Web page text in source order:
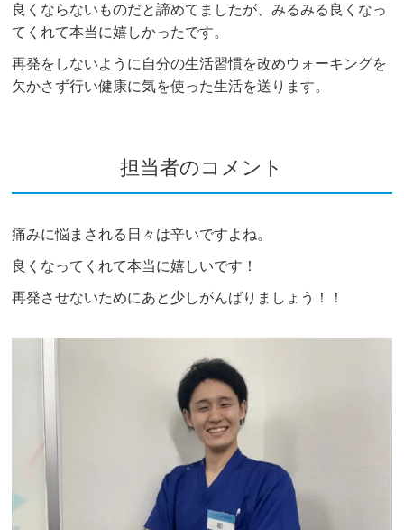
良くならないものだと諦めてましたが、みるみる良くなっ
てくれて本当に嬉しかったです。
再発をしないように自分の生活習慣を改めウォーキングを
欠かさず行い健康に気を使った生活を送ります。
担当者のコメント
痛みに悩まされる日々は辛いですよね。
良くなってくれて本当に嬉しいです！
再発させないためにあと少しがんばりましょう！！